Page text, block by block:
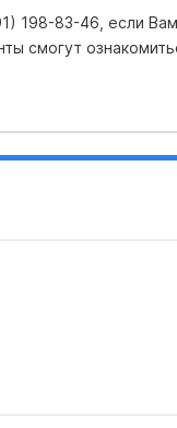
198-83-46, если Вам
смогут